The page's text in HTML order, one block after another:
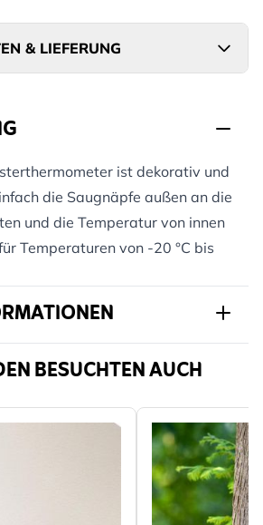
& LIEFERUNG
ist dekorativ und
die Saugnäpfe außen an die
und die Temperatur von innen
Temperaturen von -20 °C bis
975700119
BESUCHTEN AUCH